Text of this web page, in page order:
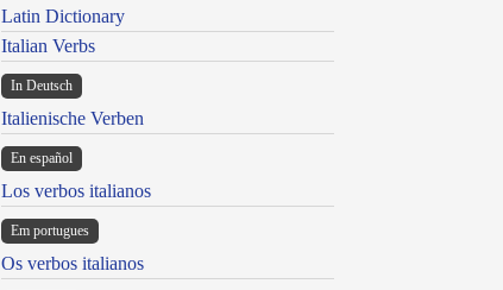
Latin Dictionary
Italian Verbs
In Deutsch
Italienische Verben
En español
Los verbos italianos
Em portugues
Os verbos italianos